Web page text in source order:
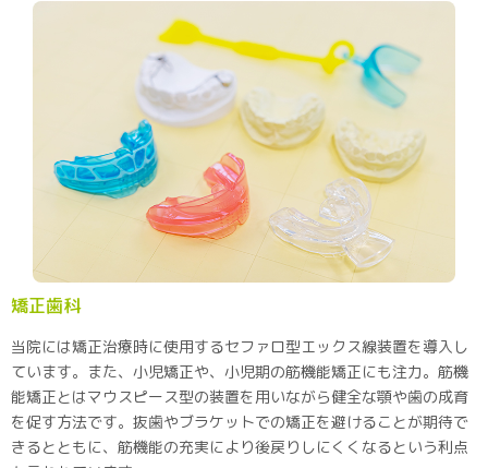
矯正歯科
当院には矯正治療時に使用するセファロ型エックス線装置を導入し
ています。また、小児矯正や、小児期の筋機能矯正にも注力。筋機
能矯正とはマウスピース型の装置を用いながら健全な顎や歯の成育
を促す方法です。抜歯やブラケットでの矯正を避けることが期待で
きるとともに、筋機能の充実により後戻りしにくくなるという利点